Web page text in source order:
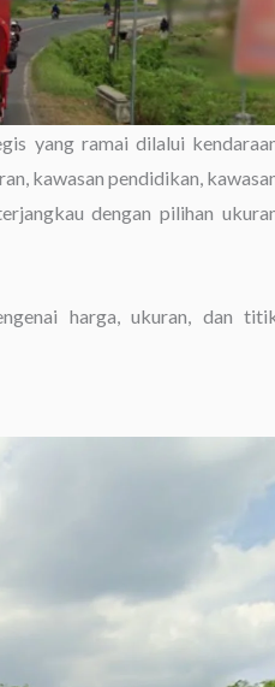
yang ramai dilalui
kawasan pendidikan,
dengan pilihan
harga, ukuran, dan